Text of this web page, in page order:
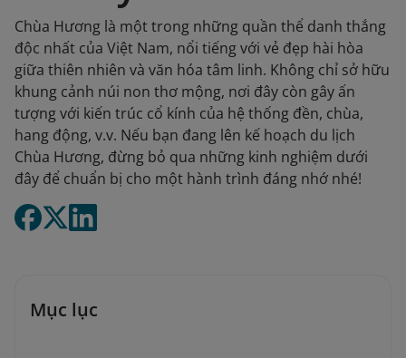
Chùa Hương là một trong những quần thể danh thắng
độc nhất của Việt Nam, nổi tiếng với vẻ đẹp hài hòa
giữa thiên nhiên và văn hóa tâm linh. Không chỉ sở hữu
khung cảnh núi non thơ mộng, nơi đây còn gây ấn
tượng với kiến trúc cổ kính của hệ thống đền, chùa,
hang động, v.v. Nếu bạn đang lên kế hoạch du lịch
Chùa Hương, đừng bỏ qua những kinh nghiệm dưới
đây để chuẩn bị cho một hành trình đáng nhớ nhé!
Mục lục